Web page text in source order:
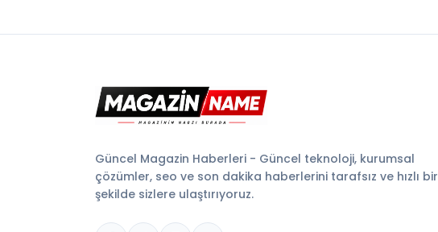
Güncel Magazin Haberleri - Güncel teknoloji, kurumsal
çözümler, seo ve son dakika haberlerini tarafsız ve hızlı bir
şekilde sizlere ulaştırıyoruz.